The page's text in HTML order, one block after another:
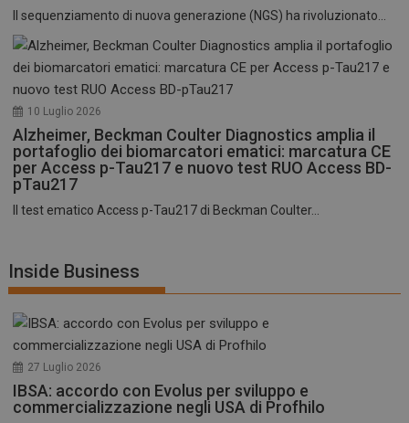
Il sequenziamento di nuova generazione (NGS) ha rivoluzionato...
10 Luglio 2026
Alzheimer, Beckman Coulter Diagnostics amplia il
portafoglio dei biomarcatori ematici: marcatura CE
per Access p-Tau217 e nuovo test RUO Access BD-
pTau217
Il test ematico Access p-Tau217 di Beckman Coulter...
Inside Business
27 Luglio 2026
IBSA: accordo con Evolus per sviluppo e
commercializzazione negli USA di Profhilo